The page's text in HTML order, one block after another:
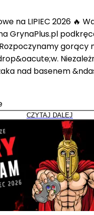
na LIPIEC 2026 🔥
GrynaPlus.pl
gorący
nad basenem
CZYTAJ DALEJ